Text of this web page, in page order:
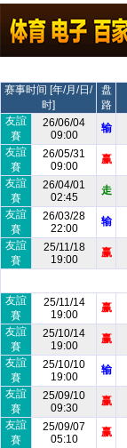
赛事时间 [年/月/日/
时]
盘
路
友誼
賽
26/06/04
09:00
输
友誼
賽
26/05/31
09:00
赢
友誼
賽
26/04/01
02:45
走
友誼
賽
26/03/28
22:00
输
友誼
賽
25/11/18
19:00
赢
友誼
賽
25/11/14
19:00
赢
友誼
賽
25/10/14
19:00
赢
友誼
賽
25/10/10
19:00
输
友誼
賽
25/09/10
09:30
赢
友誼
賽
25/09/07
05:10
赢